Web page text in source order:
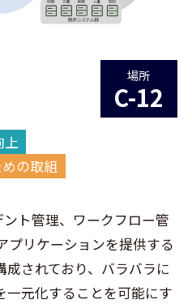
上
の取組
場所
C-12
ト管理、ワークフロー管
プリケーションを提供する
されており、バラバラに
一元化することを可能にす